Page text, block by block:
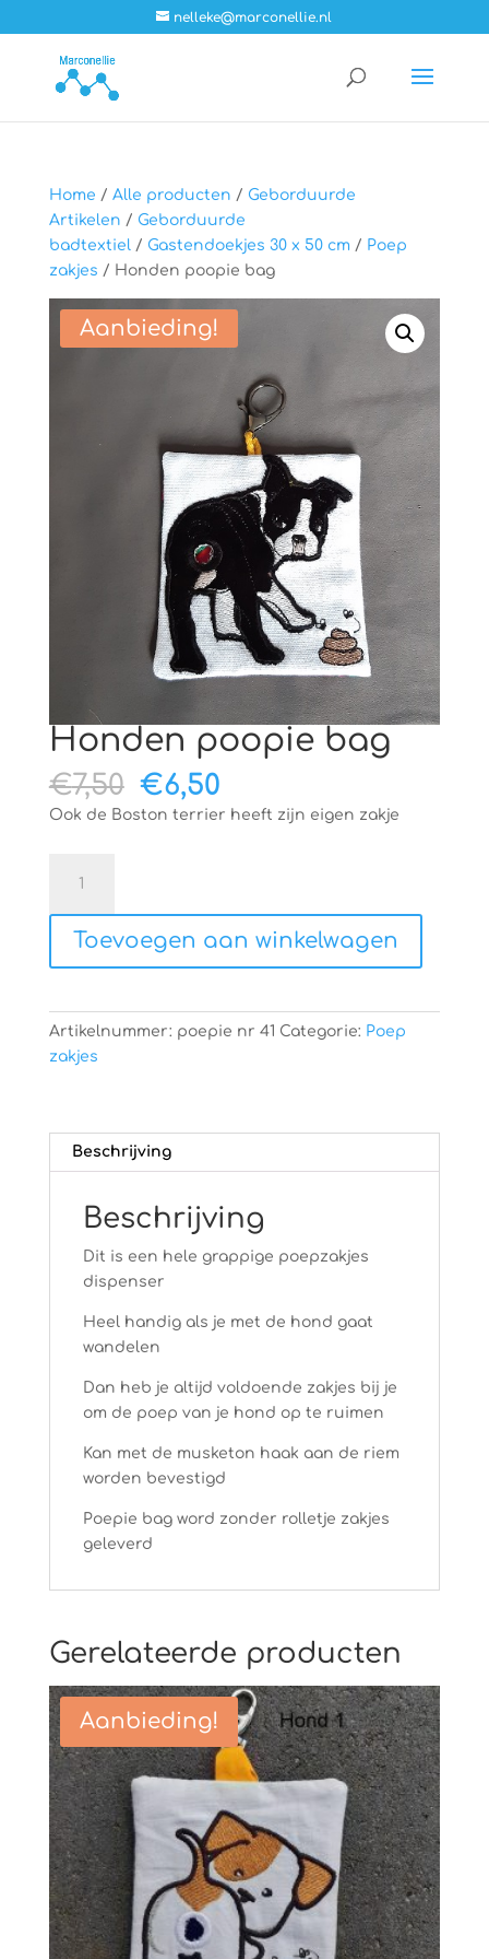
nelleke@marconellie.nl
Home / Alle producten / Geborduurde
Artikelen / Geborduurde
badtextiel/ Gastendoekjes 30 x 50 cm / Poep
zakjes / Honden poopie bag
Aanbieding!
Honden poopie bag
€7,50 Oorspronkelijke
prijs
€6,50Huidige
prijs
Ook de Boston terrier heeft zijn eigen zakje
poopie
bag
aantal
Toevoegen aan winkelwagen
Artikelnummer: poepie nr 41 Categorie: Poep
zakjes
Beschrijving
Beschrijving
Dit is een hele grappige poepzakjes
dispenser
Heel handig als je met de hond gaat
wandelen
Dan heb je altijd voldoende zakjes bij je
om de poep van je hond op te ruimen
Kan met de musketon haak aan de riem
worden bevestigd
Poepie bag word zonder rolletje zakjes
geleverd
Gerelateerde producten
Aanbieding!